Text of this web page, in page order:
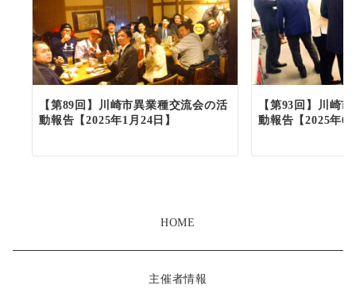
【第89回】川崎市異業種交流会の活
動報告【2025年1月24日】
【第93回】川崎
動報告【2025年6
HOME
主催者情報